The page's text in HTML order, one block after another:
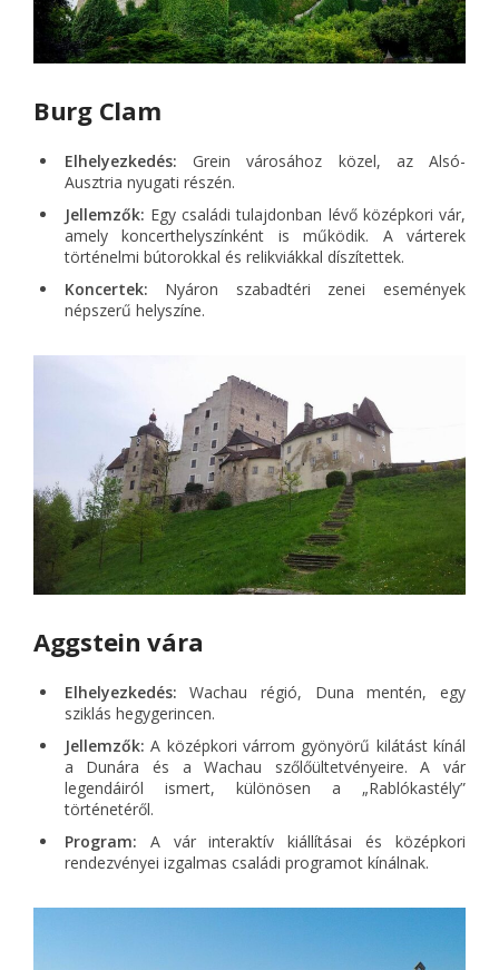
Burg Clam
Elhelyezkedés: Grein városához közel, az Alsó-
Ausztria nyugati részén.
Jellemzők: Egy családi tulajdonban lévő középkori vár,
amely koncerthelyszínként is működik. A várterek
történelmi bútorokkal és relikviákkal díszítettek.
Koncertek: Nyáron szabadtéri zenei események
népszerű helyszíne.
Aggstein vára
Elhelyezkedés: Wachau régió, Duna mentén, egy
sziklás hegygerincen.
Jellemzők: A középkori várrom gyönyörű kilátást kínál
a Dunára és a Wachau szőlőültetvényeire. A vár
legendáiról ismert, különösen a „Rablókastély”
történetéről.
Program: A vár interaktív kiállításai és középkori
rendezvényei izgalmas családi programot kínálnak.